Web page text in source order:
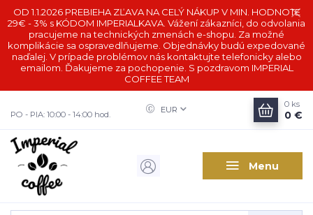
OD 1.1.2026 PREBIEHA ZĽAVA NA CELÝ NÁKUP V MIN. HODNOTE
29€ - 3% s KÓDOM IMPERIALKAVA. Vážení zákazníci, do odvolania
pracujeme na technických zmenách e-shopu. Za možné
komplikácie sa ospravedlňujeme. Objednávky budú expedované
naďalej. V prípade problémov nás kontaktujte telefonicky alebo
emailom. Ďakujeme za pochopenie. S pozdravom IMPERIAL
COFFEE TEAM
Menu
EUR
PO - PIA: 10:00 - 14:00 hod.
0 ks
0 €